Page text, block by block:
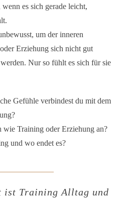
es sich gerade leicht,
um der inneren
Erziehung sich nicht gut
Nur so fühlt es sich für sie
Gefühle verbindest du mit dem
wie Training oder Erziehung an?
und wo endet es?
ist Training Alltag und